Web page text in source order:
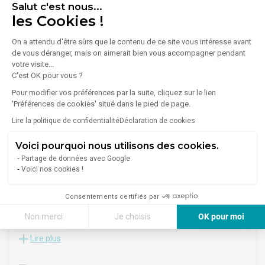
Salut c'est nous...
les Cookies !
On a attendu d'être sûrs que le contenu de ce site vous intéresse avant
de vous déranger, mais on aimerait bien vous accompagner pendant
votre visite...
C'est OK pour vous ?
Pour modifier vos préférences par la suite, cliquez sur le lien
'Préférences de cookies' situé dans le pied de page.
Lire la politique de confidentialitéDéclaration de cookies
Voici pourquoi nous utilisons des cookies.
Partage de données avec Google
Voici nos cookies !
Consentements certifiés par
Non merci Je choisis
OK pour moi
Axeptio consent
Plateforme de Gestion du Consentement : Personnalisez vos Options
- Fiscalité : TVA
- Indice : ILAT
- Dépôt de garantie : 3 mois HT
- Loyers et charges : Trimestriels et d'avance
Un local d'activités d'une surface totale de 800 m² en rez-de-
chaussée, comprenant :
90 m² de bureaux.
Le site dispose également de 320 m² de terrain exploitable /
parkings.
Accessibilité : Métro lignes 13 et 14 à seulement 10 minutes.
Honoraires en sus. nGHT IMMO - 01 48 93 81 23 - Plus
d'informations sur www.ghtimmo.fr (réf. 940049787)
Vente Local d'activités 247 m²
93200 Saint-Denis
À Saint-Denis, sur un emplacement stratégique à proximité
Lire plus